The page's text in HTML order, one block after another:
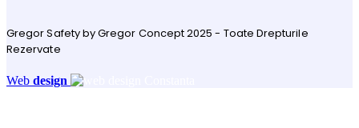
Gregor Safety by Gregor Concept 2025 - Toate Drepturile
Rezervate
Web design